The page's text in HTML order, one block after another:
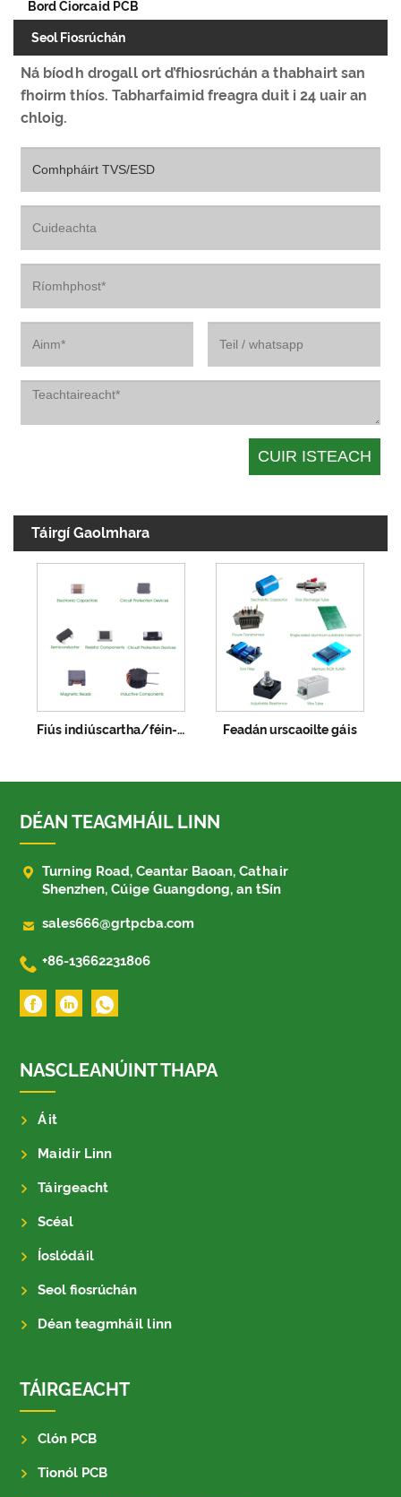
Bord Ciorcaid PCB
Seol Fiosrúchán
Ná bíodh drogall ort d’fhiosrúchán a thabhairt san
fhoirm thíos. Tabharfaimid freagra duit i 24 uair an
chloig.
Táirgí Gaolmhara
Fiús indiúscartha/féin-athsholáthair Feadán urscaoilte gáis
DÉAN TEAGMHÁIL LINN
 Turning Road, Ceantar Baoan, Cathair
Shenzhen, Cúige Guangdong, an tSín
 sales666@grtpcba.com
 +86-13662231806
NASCLEANÚINT THAPA
Áit
Maidir Linn
Táirgeacht
Scéal
Íoslódáil
Seol fiosrúchán
Déan teagmháil linn
TÁIRGEACHT
Clón PCB
Tionól PCB